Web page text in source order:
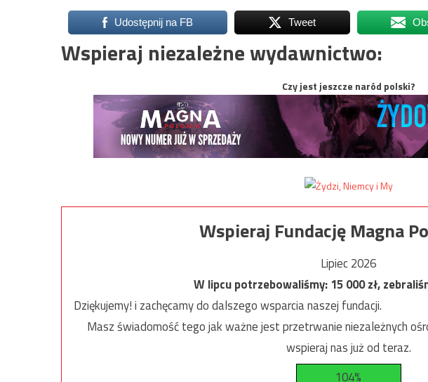
Udostępnij na FB Tweet
Wspieraj niezależne wydawnictwo:
Czy jest jeszcze naród polski?
Wspieraj Fundację Magna
Lipiec 2026
W lipcu potrzebowaliśmy:15 000zł,
Dziękujemy! i zachęcamy do dalszego wsparcia naszej fundacji.
Masz świadomość tego jak ważne jest przetrwanie niezależnych
wspieraj nas już od teraz.
104%